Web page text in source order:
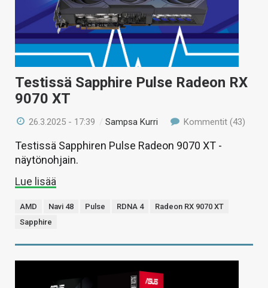
Testissä Sapphire Pulse Radeon RX
9070 XT
26.3.2025 - 17:39 /Sampsa Kurri Kommentit (43)
Testissä Sapphiren Pulse Radeon 9070 XT -
näytönohjain.
Lue lisää
AMD Navi 48 Pulse RDNA 4
Radeon RX 9070 XT
Sapphire